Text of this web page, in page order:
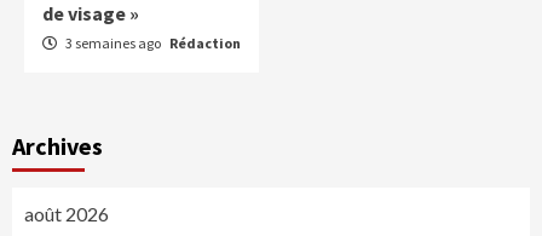
de visage »
3 semaines ago Rédaction
Archives
août 2026